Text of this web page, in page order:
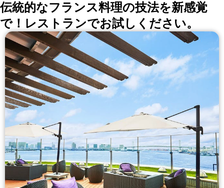
伝統的なフランス料理の技法を新感覚
で！レストランでお試しください。